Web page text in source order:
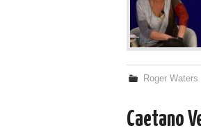
Roger Waters
Caetano